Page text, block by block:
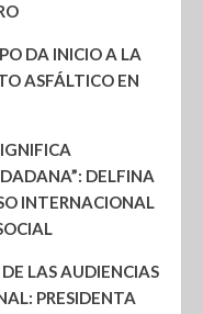
DA INICIO A LA
ASFÁLTICO EN
DELFINA
INTERNACIONAL
LAS AUDIENCIAS
PRESIDENTA